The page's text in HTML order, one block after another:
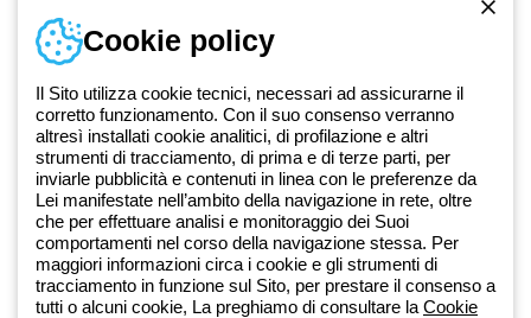
Dal 2025 Beghelli è parte del Gruppo GEWISS, all’interno
dell’ecosistema GEWISS LightZone, dove realizziamo soluzioni di
illuminazione integrate che trasformano la complessità in semplicità,
supportando professionisti e utenti finali nella realizzazione dei loro
bisogni.Scopri di più su GEWISS
Accedi o registrati
Formazione
Documentazione e software
Iscriviti alla newsletter
Cookie policy
Il Sito utilizza cookie tecnici, necessari ad assicurarne il
corretto funzionamento. Con il suo consenso verranno
altresì installati cookie analitici, di profilazione e altri
strumenti di tracciamento, di prima e di terze parti, per
inviarle pubblicità e contenuti in linea con le preferenze da
Lei manifestate nell’ambito della navigazione in rete, oltre
che per effettuare analisi e monitoraggio dei Suoi
comportamenti nel corso della navigazione stessa. Per
maggiori informazioni circa i cookie e gli strumenti di
tracciamento in funzione sul Sito, per prestare il consenso a
tutti o alcuni cookie, La preghiamo di consultare la Cookie